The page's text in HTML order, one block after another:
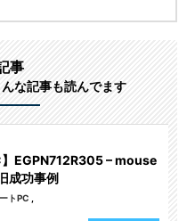
事
な記事も読んでます
】EGPN712R305 – mouse
成功事例
トPC